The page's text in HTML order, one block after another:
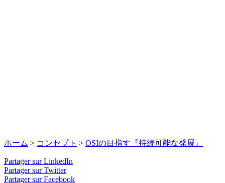
ホーム > コンセプト > OSIの目指す『持続可能な発展』
Partager sur LinkedIn
Partager sur Twitter
Partager sur Facebook